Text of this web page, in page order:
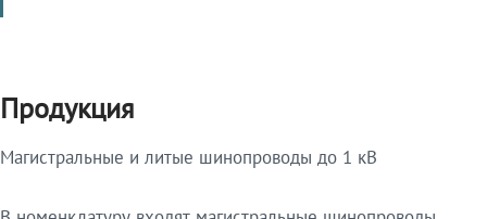
Продукция
Магистральные и литые шинопроводы до 1 кВ